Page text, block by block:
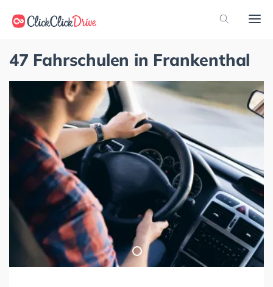
47 Fahrschulen in Frankenthal